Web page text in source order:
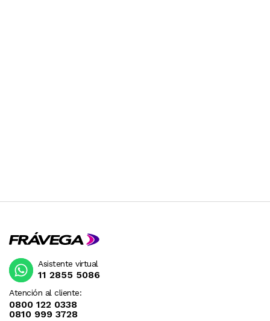
Atención al cliente:
0800 122 0338
0810 999 3728
Asistente virtual
11 2855 5086